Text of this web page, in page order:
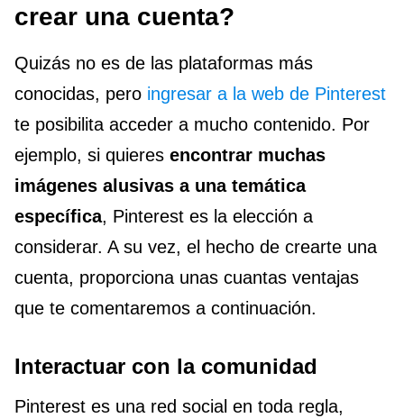
crear una cuenta?
Quizás no es de las plataformas más
conocidas, pero ingresar a la web de Pinterest
te posibilita acceder a mucho contenido. Por
ejemplo, si quieres encontrar muchas
imágenes alusivas a una temática
específica, Pinterest es la elección a
considerar. A su vez, el hecho de crearte una
cuenta, proporciona unas cuantas ventajas
que te comentaremos a continuación.
Interactuar con la comunidad
Pinterest es una red social en toda regla,